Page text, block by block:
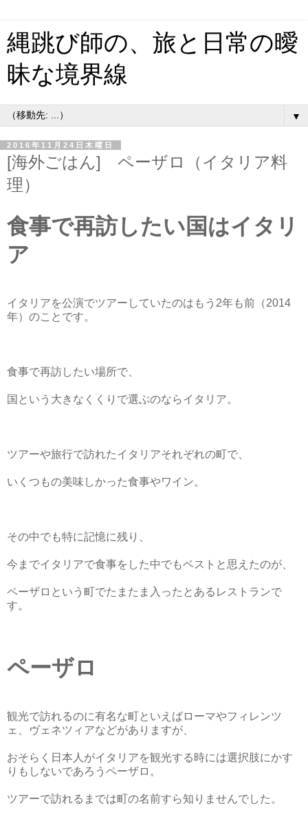
縄跳び師の、旅と日常の曖
昧な境界線
▼
2016年11月24日木曜日
[海外ごはん] ペーザロ（イタリア料
理）
食事で再訪したい国はイタリ
ア
イタリアを公演でツアーしていたのはもう2年も前（2014
年）のことです。
食事で再訪したい場所で、
国という大きなくくりで選ぶのならイタリア。
ツアーや旅行で訪れたイタリアそれぞれの町で、
いくつもの美味しかった食事やワイン。
その中でも特に記憶に残り、
今までイタリアで食事をした中でもベストと思えたのが、
ペーザロという町でたまたま入ったとあるレストランで
す。
ペーザロ
観光で訪れるのに有名な町といえばローマやフィレンツ
ェ、ヴェネツィアなどがありますが、
おそらく日本人がイタリアを観光する時には選択肢にかす
りもしないであろうペーザロ。
ツアーで訪れるまでは町の名前すら知りませんでした。